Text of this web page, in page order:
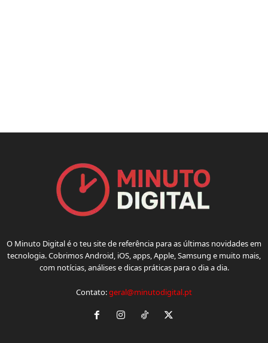
O Minuto Digital é o teu site de referência para as últimas novidades em
tecnologia. Cobrimos Android, iOS, apps, Apple, Samsung e muito mais,
com notícias, análises e dicas práticas para o dia a dia.
Contato:geral@minutodigital.pt